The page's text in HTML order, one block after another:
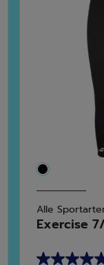
Alle
Exercise